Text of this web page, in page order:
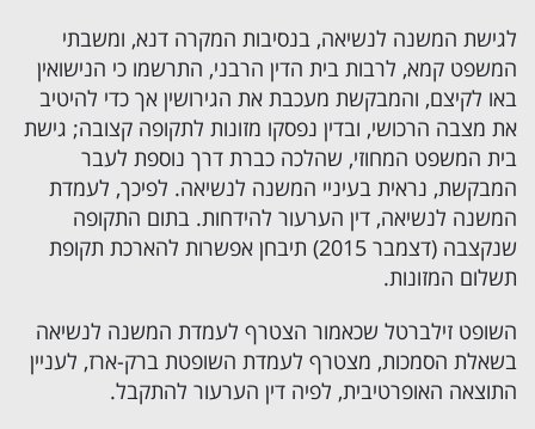
לגישת המשנה לנשיאה, בנסיבות המקרה דנא, ומשבתי
המשפט קמא, לרבות בית הדין הרבני, התרשמו כי הנישואין
באו לקיצם, והמבקשת מעכבת את הגירושין אך כדי להיטיב
את מצבה הרכושי, ובדין נפסקו מזונות לתקופה קצובה; גישת
בית המשפט המחוזי, שהלכה כברת דרך נוספת לעבר
המבקשת, נראית בעיניי המשנה לנשיאה. לפיכך, לעמדת
המשנה לנשיאה, דין הערעור להידחות. בתום התקופה
שנקצבה (דצמבר 2015) תיבחן אפשרות להארכת תקופת
תשלום המזונות.
השופט זילברטל שכאמור הצטרף לעמדת המשנה לנשיאה
בשאלת הסמכות, מצטרף לעמדת השופטת ברק-ארז, לעניין
התוצאה האופרטיבית, לפיה דין הערעור להתקבל.